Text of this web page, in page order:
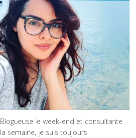
Blogueuse le week-end et consultante
la semaine, je suis toujours